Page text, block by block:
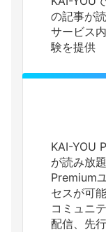
の記事が
サービス
験を提供
KAI-YOU
が読み放題
Premium
セスが可
コミュニ
配信、先